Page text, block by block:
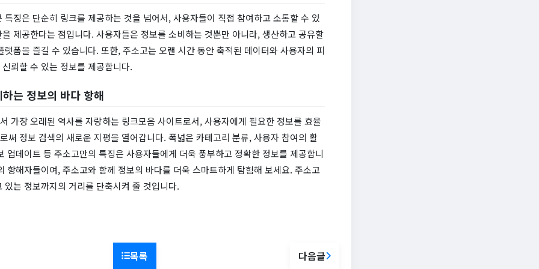
특징은 단순히 링크를 제공하는 것을 넘어서, 사용자들이 직접 참여하고 소통할 수 있
제공한다는 점입니다. 사용자들은 정보를 소비하는 것뿐만 아니라, 생산하고 공유할
랫폼을 즐길 수 있습니다. 또한, 주소고는 오랜 시간 동안 축적된 데이터와 사용자의 피
뢰할 수 있는 정보를 제공합니다.
는 정보의 바다 항해
가장 오래된 역사를 자랑하는 링크모음 사이트로서, 사용자에게 필요한 정보를 효율
써 정보 검색의 새로운 지평을 열어갑니다. 폭넓은 카테고리 분류, 사용자 참여의 활
업데이트 등 주소고만의 특징은 사용자들에게 더욱 풍부하고 정확한 정보를 제공합니
항해자들이여, 주소고와 함께 정보의 바다를 더욱 스마트하게 탐험해 보세요. 주소고
있는 정보까지의 거리를 단축시켜 줄 것입니다.
목록 다음글